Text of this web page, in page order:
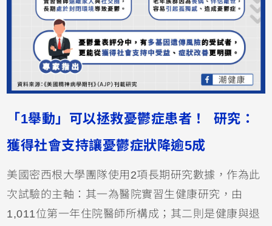
「1舉動」可以拯救憂鬱症患者！ 研究：
獲得社會支持讓憂鬱症狀降逾5成
美國密西根大學團隊使用2項長期研究數據，作為此
次試驗的主軸：其一為醫院實習生健康研究，由
1,011位第一年住院醫師所構成；其二則是健康與退